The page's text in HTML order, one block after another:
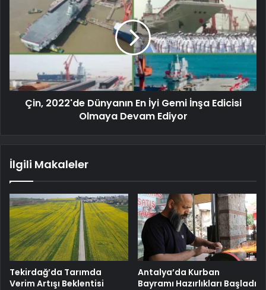
Çin, 2022'de Dünyanın En İyi Gemi İnşa Edicisi
Olmaya Devam Ediyor
İlgili Makaleler
Tekirdağ’da Tarımda
Verim Artışı Beklentisi
Antalya’da Kurban
Bayramı Hazırlıkları Başladı